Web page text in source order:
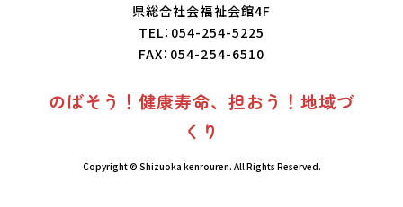
県総合社会福祉会館4F
TEL：054-254-5225
FAX：054-254-6510
のばそう！健康寿命、担おう！地域づ
くり
Copyright © Shizuoka kenrouren. All Rights Reserved.